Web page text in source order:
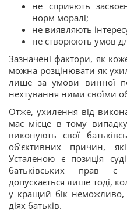
не сприяють
норм моралі;
не виявляють
не створюють умов
Зазначені фактори, як
можна розцінювати як
лише за умови винної
нехтування ними своїми
Отже, ухилення від
має місце в тому
виконують свої
об’єктивних причин,
Усталеною є позиція
батьківських прав
допускається лише тоді,
у кращий бік неможливо,
діях батьків.